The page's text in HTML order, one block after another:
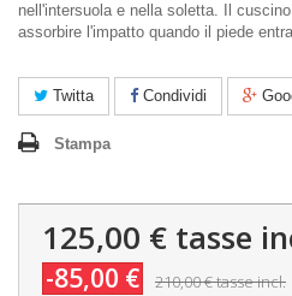
nell'intersuola e nella soletta. Il
assorbire l'impatto quando il piede
Twitta Condividi
Stampa
125,00 € tasse
-85,00 € 210,00 €tasse incl.